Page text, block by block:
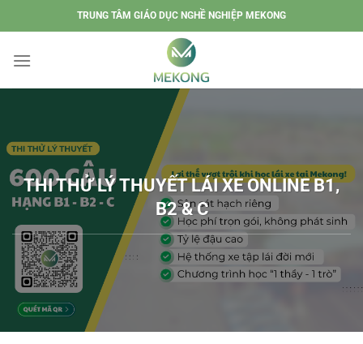
đến
dung
TRUNG TÂM GIÁO DỤC NGHỀ NGHIỆP MEKONG
THI THỬ LÝ THUYẾT LÁI XE ONLINE B1,
B2 & C